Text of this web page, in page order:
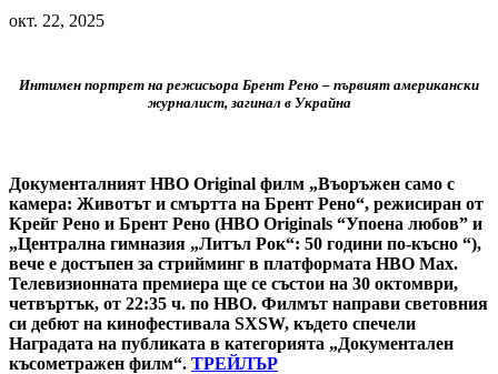
окт. 22, 2025
Интимен портрет на режисьора Брент Рено – първият американски
журналист, загинал в Украйна
Документалният HBO Original филм „Въоръжен само с
камера: Животът и смъртта на Брент Рено“, режисиран от
Крейг Рено и Брент Рено (HBO Originals “Упоена любов” и
„Централна гимназия „Литъл Рок“: 50 години по-късно “),
вече е достъпен за стрийминг в платформата HBO Max.
Телевизионната премиера ще се състои на 30 октомври,
четвъртък, от 22:35 ч. по HBO. Филмът направи световния
си дебют на кинофестивала SXSW, където спечели
Наградата на публиката в категорията „Документален
късометражен филм“. ТРЕЙЛЪР